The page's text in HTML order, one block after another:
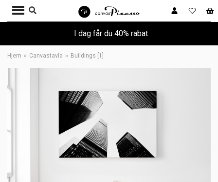
I dag får du 40% rabat
Hjem Canvastavla Buildings [1]